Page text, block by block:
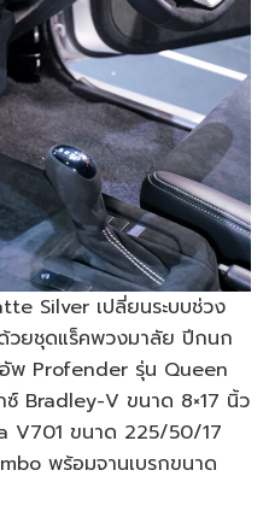
Silver เปลี่ยนระบบช่วง
วยชุดแร็คพวงมาลัย ปีกนก
อัพ Profender รุ่น Queen
Bradley-V ขนาด 8×17 นิ้ว
V701 ขนาด 225/50/17
พร้อมจานเบรกขนาด